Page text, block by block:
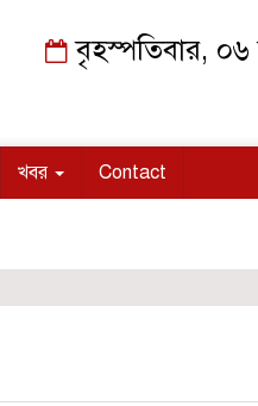
বৃহস্পতিবার, ০৬
খবর Contact